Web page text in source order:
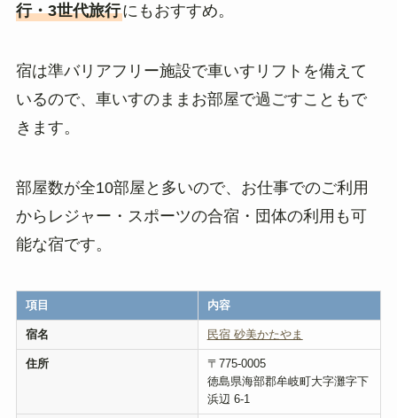
行・3世代旅行にもおすすめ。
宿は準バリアフリー施設で車いすリフトを備えて
いるので、車いすのままお部屋で過ごすこともで
きます。
部屋数が全10部屋と多いので、お仕事でのご利用
からレジャー・スポーツの合宿・団体の利用も可
能な宿です。
項目 内容
宿名 民宿 砂美かたやま
住所
〒775-0005
徳島県海部郡牟岐町大字灘字下
浜辺 6-1